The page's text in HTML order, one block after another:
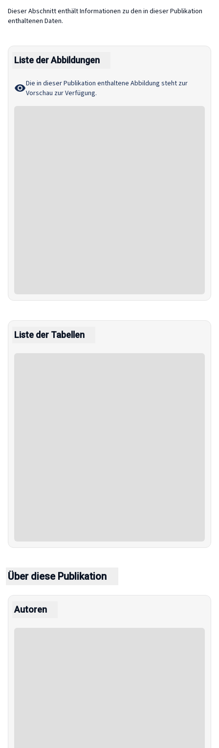
Dieser Abschnitt enthält Informationen zu den in dieser Publikation
enthaltenen Daten.
Liste der Abbildungen
Die in dieser Publikation enthaltene Abbildung steht zur
Vorschau zur Verfügung.
Liste der Tabellen
Über diese Publikation
Autoren